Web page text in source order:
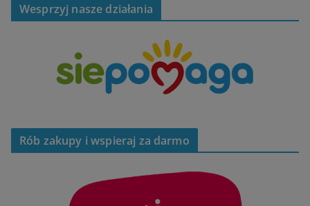
Wesprzyj nasze działania
Rób zakupy i wspieraj za darmo